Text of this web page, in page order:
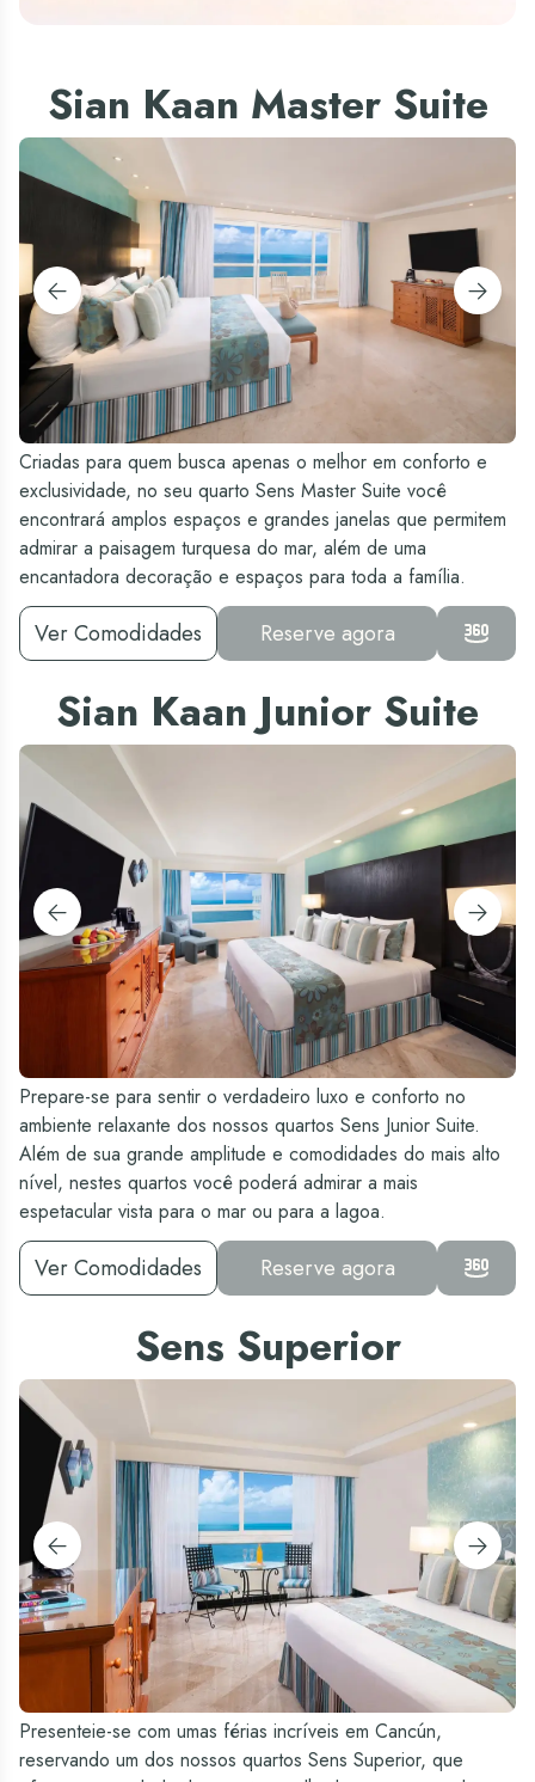
Sian Kaan Master Suite
Criadas para quem busca apenas o melhor em conforto e
exclusividade, no seu quarto Sens Master Suite você
encontrará amplos espaços e grandes janelas que permitem
admirar a paisagem turquesa do mar, além de uma
encantadora decoração e espaços para toda a família.
Ver Comodidades Reserve agora
Sian Kaan Junior Suite
Prepare-se para sentir o verdadeiro luxo e conforto no
ambiente relaxante dos nossos quartos Sens Junior Suite.
Além de sua grande amplitude e comodidades do mais alto
nível, nestes quartos você poderá admirar a mais
espetacular vista para o mar ou para a lagoa.
Ver Comodidades Reserve agora
Sens Superior
Presenteie-se com umas férias incríveis em Cancún,
reservando um dos nossos quartos Sens Superior, que